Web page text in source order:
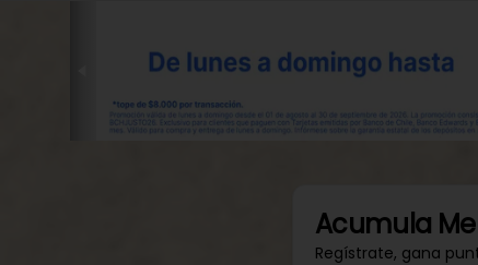
Acumula
Regístrate, gana